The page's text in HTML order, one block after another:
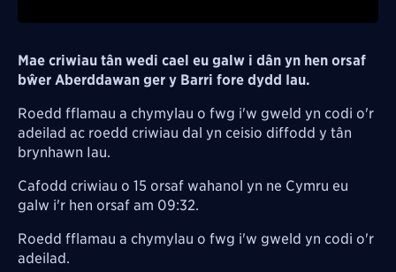
Mae criwiau tân wedi cael eu galw i dân yn hen orsaf
bŵer Aberddawan ger y Barri fore dydd Iau.
Roedd fflamau a chymylau o fwg i'w gweld yn codi o'r
adeilad ac roedd criwiau dal yn ceisio diffodd y tân
brynhawn Iau.
Cafodd criwiau o 15 orsaf wahanol yn ne Cymru eu
galw i'r hen orsaf am 09:32.
Roedd fflamau a chymylau o fwg i'w gweld yn codi o'r
adeilad.